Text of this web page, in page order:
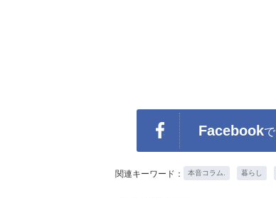
Facebookで
関連キーワード： 本音コラム. 暮らし